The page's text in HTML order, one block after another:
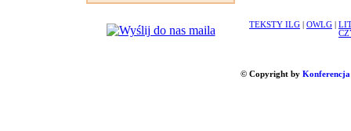
TEKSTY ILG OWLG
© Copyright by Konferencja